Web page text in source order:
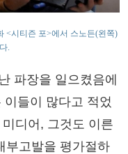
<시티즌 포>에서 스노든(왼쪽)
.
파장을 일으켰음에
이들이 많다고 적었
디어, 그것도 이른
부고발을 평가절하